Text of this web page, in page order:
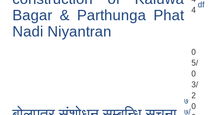
Bagar & Parthunga Phat
Nadi Niyantran
4
df
७
७/
0
5/
0
3/
2
0